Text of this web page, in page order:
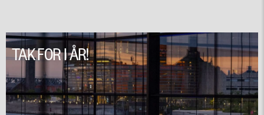
TAK FOR I ÅR!